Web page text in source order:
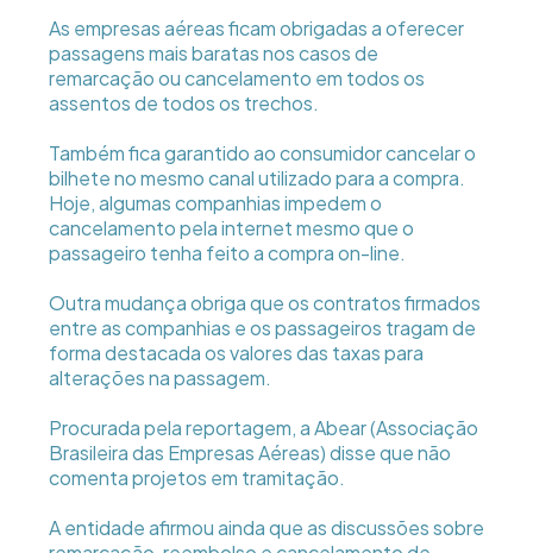
As empresas aéreas ficam obrigadas a oferecer
passagens mais baratas nos casos de
remarcação ou cancelamento em todos os
assentos de todos os trechos.
Também fica garantido ao consumidor cancelar o
bilhete no mesmo canal utilizado para a compra.
Hoje, algumas companhias impedem o
cancelamento pela internet mesmo que o
passageiro tenha feito a compra on-line.
Outra mudança obriga que os contratos firmados
entre as companhias e os passageiros tragam de
forma destacada os valores das taxas para
alterações na passagem.
Procurada pela reportagem, a Abear (Associação
Brasileira das Empresas Aéreas) disse que não
comenta projetos em tramitação.
A entidade afirmou ainda que as discussões sobre